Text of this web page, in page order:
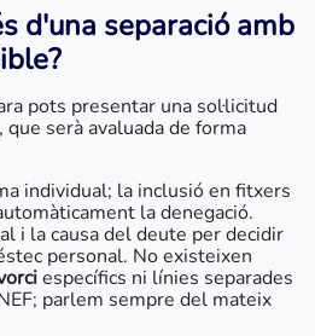
d'una separació amb
pots presentar una sol·licitud
serà avaluada de forma
individual; la inclusió en fitxers
la denegació.
i la causa del deute per decidir
personal. No existeixen
específics ni línies separades
parlem sempre del mateix